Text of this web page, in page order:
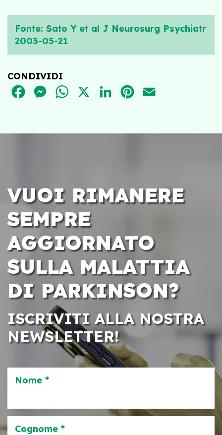
Fonte: Sato Y et al J Neurosurg Psychiatr
2003-05-21
CONDIVIDI
FACEBOOKMESSENGER
WHATSAPPLINKEDINPINTEREST
VUOI RIMANERE
SEMPRE
AGGIORNATO
SULLA MALATTIA
DI PARKINSON?
ISCRIVITI ALLA NOSTRA
NEWSLETTER!
Nome *
Cognome *